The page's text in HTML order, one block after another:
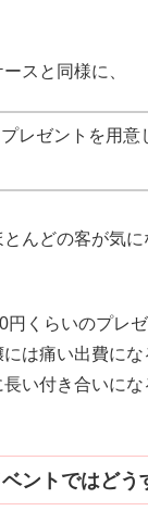
スと同様に、
レゼントを用意
んどの客が気
くらいのプレ
は痛い出費にな
い付き合いに
ントではどう